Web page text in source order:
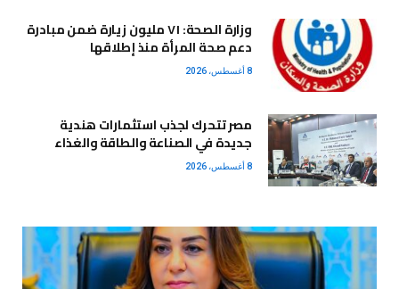
وزارة الصحة: ٧١ مليون زيارة ضمن مبادرة
دعم صحة المرأة منذ إطلاقها
8 أغسطس، 2026
مصر تتحرك لجذب استثمارات هندية
جديدة في الصناعة والطاقة والغذاء
8 أغسطس، 2026